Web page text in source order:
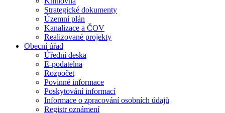
Strategické dokumenty
Územní plán
Kanalizace a ČOV
Realizované projekty
Obecní úřad
Úřední deska
E-podatelna
Rozpočet
Povinné informace
Poskytování informací
Informace o zpracování osobních údajů
Registr oznámení